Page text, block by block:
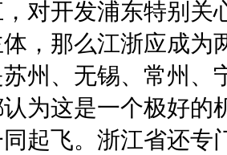
对开发浦东特别关
，那么江浙应成为
州、无锡、常州、
为这是一个极好的
起飞。浙江省还专